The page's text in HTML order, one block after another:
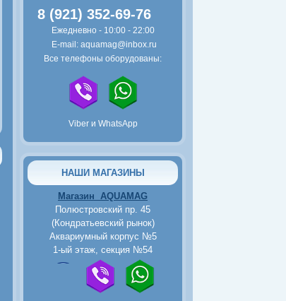
8 (921) 352-69-76
Ежедневно - 10:00 - 22:00
E-mail: aquamag@inbox.ru
Все телефоны оборудованы:
Viber и WhatsApp
НАШИ МАГАЗИНЫ
Магазин AQUAMAG
Полюстровский пр. 45
(Кондратьевский рынок)
Аквариумный корпус №5
1-ый этаж, секция №54
80
руб.
2500руб.
Пьезокомпрессор Tetra
AirSilent Maxi